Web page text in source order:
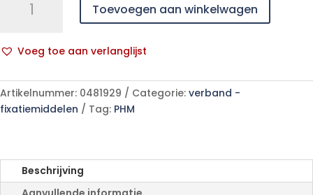
p/s
Toevoegen aan winkelwagen
Voeg toe aan verlanglijst
l
t
e
a
t
Artikelnummer: 0481929 Categorie: verband -
fixatiemiddelen
Tag: PHM
Beschrijving